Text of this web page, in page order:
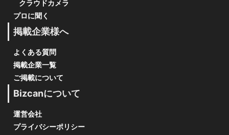
クラウドカメラ
プロに聞く
掲載企業様へ
よくある質問
掲載企業一覧
ご掲載について
Bizcanについて
運営会社
プライバシーポリシー